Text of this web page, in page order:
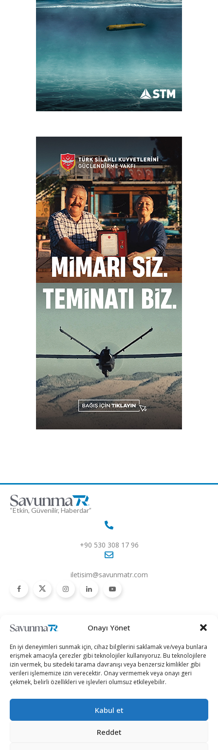
Onayı Yönet
En iyi deneyimleri sunmak için, cihaz bilgilerini saklamak ve/veya bunlara
erişmek amacıyla çerezler gibi teknolojiler kullanıyoruz. Bu teknolojilere
izin vermek, bu sitedeki tarama davranışı veya benzersiz kimlikler gibi
verileri işlememize izin verecektir. Onay vermemek veya onayı geri
çekmek, belirli özellikleri ve işlevleri olumsuz etkileyebilir.
Kabul et
Reddet
“Etkin, Güvenilir, Haberdar”
+90 530 308 17 96
iletisim@savunmatr.com
Savunma Sanayii
Hava Platformları
Kara Platformları
Deniz Platformları
İnsansız Sistemler
Kategoriler
Siber Güvenlik
Teknoloji
Röportajlar
Politika
Dosya Haber
SavunmaTR
Hakkımızda
Kariyer
Gizlilik Politikası
Künye